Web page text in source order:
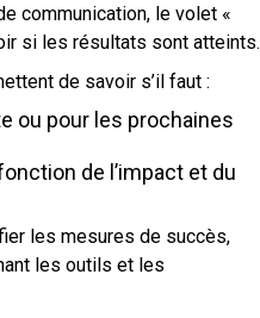
communication, le volet «
si les résultats sont atteints.
de savoir s’il faut :
ou pour les prochaines
de l’impact et du
les mesures de succès,
les outils et les